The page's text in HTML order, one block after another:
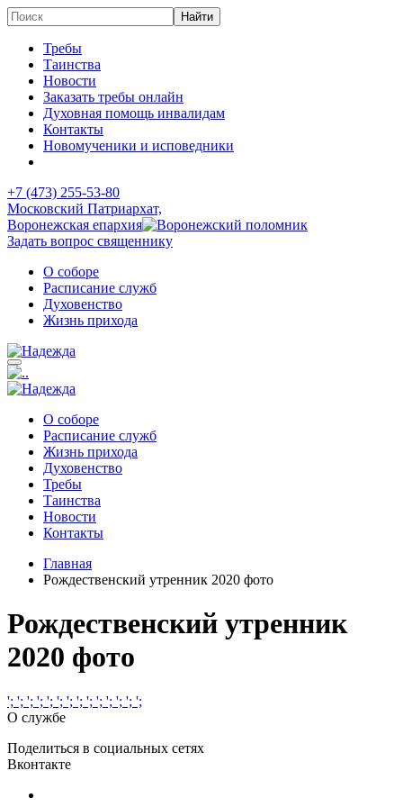
Требы
Таинства
Новости
Заказать требы онлайн
Духовная помощь инвалидам
Контакты
Новомученики и исповедники
+7 (473) 255-53-80
Московский Патриархат,
Воронежская епархия
Задать вопрос священнику
О соборе
Расписание служб
Духовенство
Жизнь прихода
О соборе
Расписание служб
Жизнь прихода
Духовенство
Требы
Таинства
Новости
Контакты
Главная
Рождественский утренник 2020 фото
Рождественский утренник
2020 фото
'; '; '; '; '; '; '; '; '; '; '; '; '; ';
О службе
Поделиться в социальных сетях
Вконтакте